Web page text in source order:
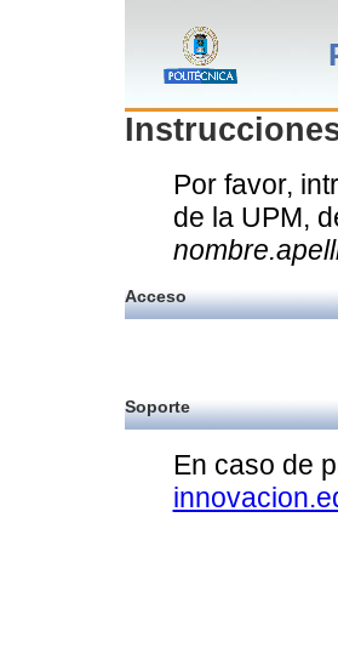
Por favor,
de la UPM,
Acceso
Soporte
En caso de